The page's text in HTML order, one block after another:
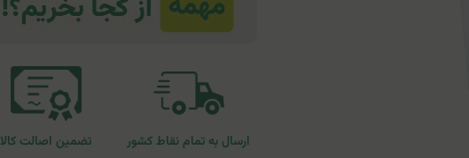
ارسال به تمام نقاط کشور تضمین اصالت کالا